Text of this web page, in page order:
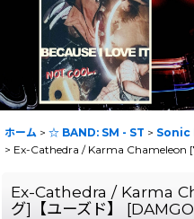
ホーム > ☆ BAND: SM - ST > Sonic
> Ex-Cathedra / Karma Chameleon
Ex-Cathedra / Karma
グ]【ユーズド】
[